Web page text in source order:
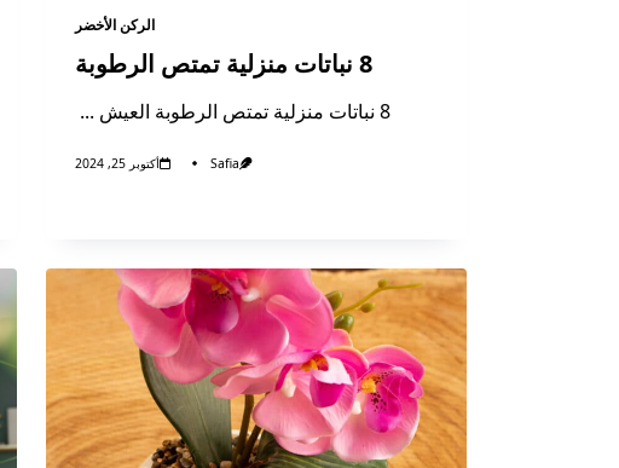
الركن الأخضر
8 نباتات منزلية تمتص الرطوبة
8 نباتات منزلية تمتص الرطوبة العيش ...
Safia أكتوبر 25, 2024